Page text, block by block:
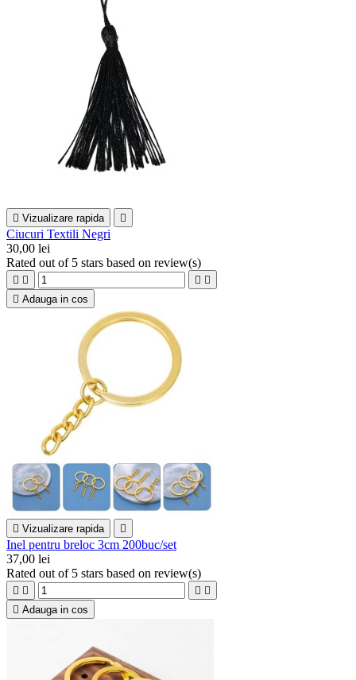
 Vizualizare rapida 
Ciucuri Textili Negri
30,00 lei
Rated out of 5 stars based on review(s)
   
 Adauga in cos
 Vizualizare rapida 
Inel pentru breloc 3cm 200buc/set
37,00 lei
Rated out of 5 stars based on review(s)
   
 Adauga in cos